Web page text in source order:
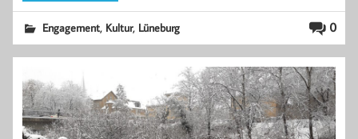
0
Engagement, Kultur, Lüneburg